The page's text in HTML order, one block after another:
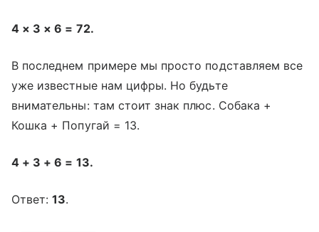
4 × 3 × 6 = 72.
В последнем примере мы просто подставляем все
уже известные нам цифры. Но будьте
внимательны: там стоит знак плюс. Собака +
Кошка + Попугай = 13.
4 + 3 + 6 = 13.
Ответ:13.